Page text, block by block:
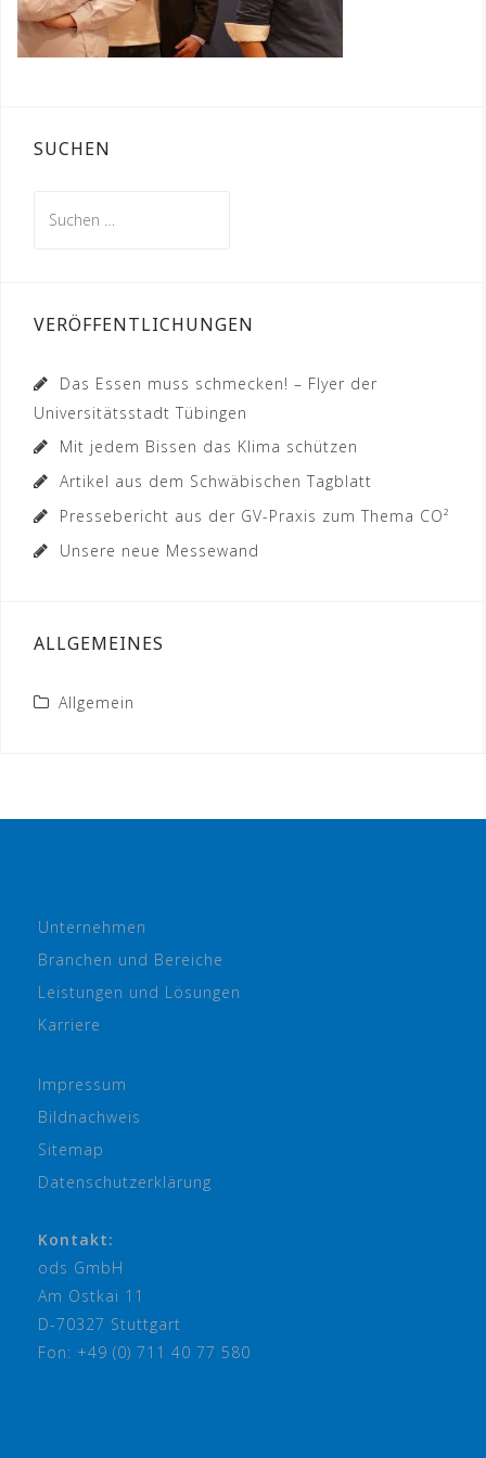
SUCHEN
nach:
VERÖFFENTLICHUNGEN
Das Essen muss schmecken! – Flyer der
Universitätsstadt Tübingen
Mit jedem Bissen das Klima schützen
Artikel aus dem Schwäbischen Tagblatt
Pressebericht aus der GV-Praxis zum Thema CO²
Unsere neue Messewand
ALLGEMEINES
Allgemein
Unternehmen
Branchen und Bereiche
Leistungen und Lösungen
Karriere
Impressum
Bildnachweis
Sitemap
Datenschutzerklärung
Kontakt:
ods GmbH
Am Ostkai 11
D-70327 Stuttgart
Fon: +49 (0) 711 40 77 580